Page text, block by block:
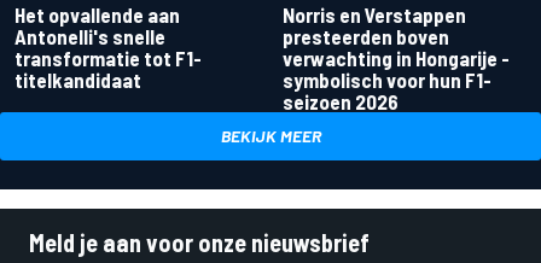
Het opvallende aan
Antonelli's snelle
transformatie tot F1-
titelkandidaat
Norris en Verstappen
presteerden boven
verwachting in Hongarije -
symbolisch voor hun F1-
seizoen 2026
BEKIJK MEER
Meld je aan voor onze nieuwsbrief